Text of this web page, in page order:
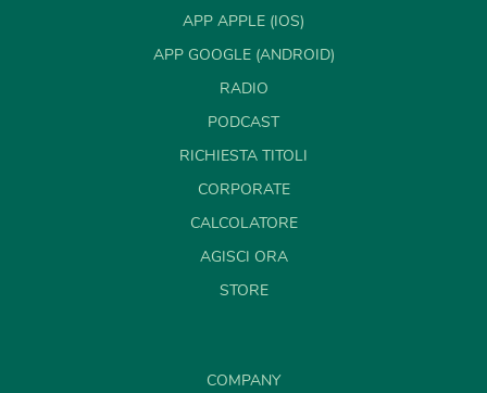
APP APPLE (IOS)
APP GOOGLE (ANDROID)
RADIO
PODCAST
RICHIESTA TITOLI
CORPORATE
CALCOLATORE
AGISCI ORA
STORE
COMPANY